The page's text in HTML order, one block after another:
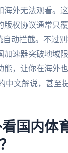
外无法观看。
版权协议通常只
自动拦截。不过
加速器突破地域
能，让你在海外
中文解说，甚至
国内体